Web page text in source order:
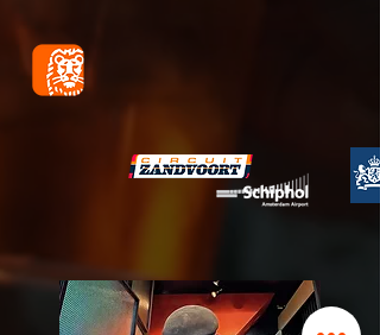
De All Round set van DJ Elvio is ideaal